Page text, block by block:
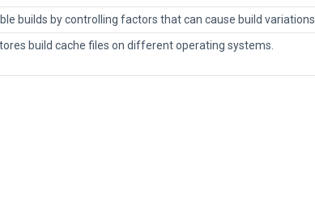
builds by controlling factors that can cause build variations.
build cache files on different operating systems.